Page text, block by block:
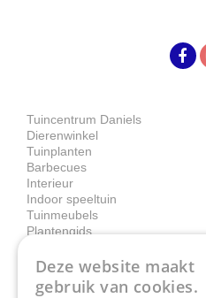
Tuincentrum Daniels
Dierenwinkel
Tuinplanten
Barbecues
Interieur
Indoor speeltuin
Tuinmeubels
Plantengids
Contact
Deze website maakt
gebruik van cookies.